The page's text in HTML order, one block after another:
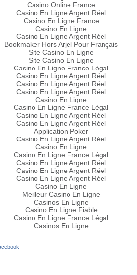
Casino Online France
Casino En Ligne Argent Réel
Casino En Ligne France
Casino En Ligne
Casino En Ligne Argent Réel
Bookmaker Hors Arjel Pour Français
Site Casino En Ligne
Site Casino En Ligne
Casino En Ligne France Légal
Casino En Ligne Argent Réel
Casino En Ligne Argent Réel
Casino En Ligne Argent Réel
Casino En Ligne
Casino En Ligne France Légal
Casino En Ligne Argent Réel
Casino En Ligne Argent Réel
Application Poker
Casino En Ligne Argent Réel
Casino En Ligne
Casino En Ligne France Légal
Casino En Ligne Argent Réel
Casino En Ligne Argent Réel
Casino En Ligne Argent Réel
Casino En Ligne
Meilleur Casino En Ligne
Casinos En Ligne
Casino En Ligne Fiable
Casino En Ligne France Légal
Casinos En Ligne